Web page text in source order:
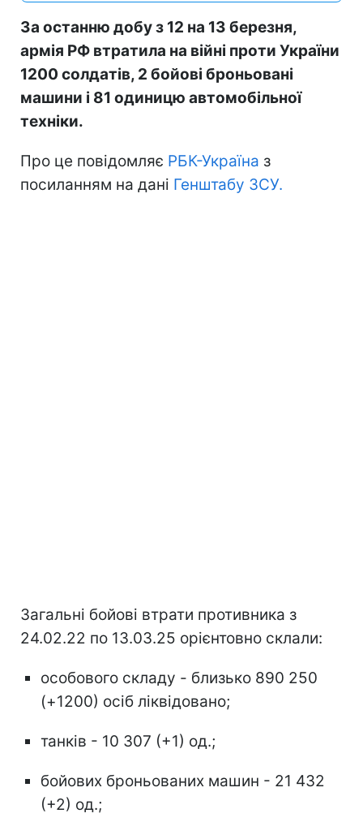
За останню добу з 12 на 13 березня,
армія РФ втратила на війні проти України
1200 солдатів, 2 бойові броньовані
машини і 81 одиницю автомобільної
техніки.
Про це повідомляє РБК-Україна з
посиланням на дані Генштабу ЗСУ.
Загальні бойові втрати противника з
24.02.22 по 13.03.25 орієнтовно склали:
особового складу - близько 890 250
(+1200) осіб ліквідовано;
танків - 10 307 (+1) од.;
бойових броньованих машин - 21 432
(+2) од.;